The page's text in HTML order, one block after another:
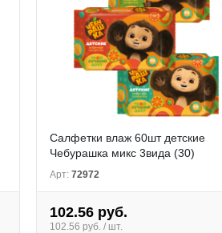
Салфетки влаж 60шт детские
Чебурашка микс 3вида (30)
Арт: 72972
102.56 руб.
102.56 руб. / шт.